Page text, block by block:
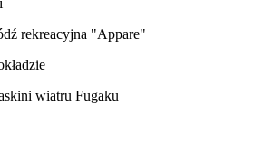
rekreacyjna "Appare"
wiatru Fugaku